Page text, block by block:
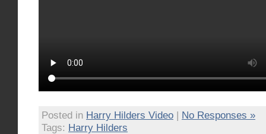
Posted in Harry Hilders Video | No Responses »
Tags: Harry Hilders